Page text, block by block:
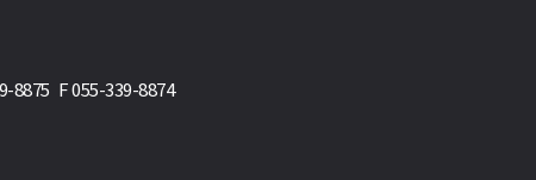
8875 F 055-339-8874